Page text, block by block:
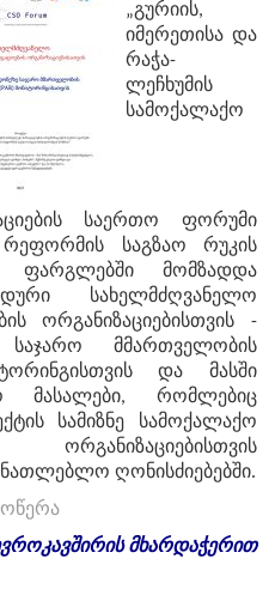
„გურიის,
იმერეთისა და
რაჭა-
ლეჩხუმის
სამოქალაქო
საერთო ფორუმი
საგზაო რუკის
ფარგლებში მომზადდა
სახელმძღვანელო
ორგანიზაციებისთვის -
მმართველობის
და მასში
მასალები, რომლებიც
სამიზნე სამოქალაქო
ღონისძიებებში.
მხარდაჭერით